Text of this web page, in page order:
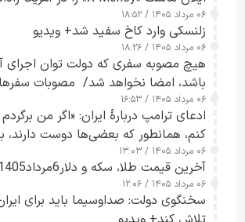
۰۶ مرداد ۱۴۰۵ / ۱۸:۵۲
زلنسکی وارد کاخ سفید شد+ ویدیو
۰۶ مرداد ۱۴۰۵ / ۱۸:۲۶
هیچ مصوبه سفری که دولت توان اجرای
باشد، امضا نخواهد شد/ مصوبات
چارچوب قانون بودجه است+ عکس
۰۶ مرداد ۱۴۰۵ / ۱۶:۵۳
ادعای ترامپ دربارهٔ ایران: «اگر من
کنم، همانطور که بعضی‌ها دوست دارند،
راحت می‌توانم بیشتر پل‌هایشان را در
ساعت از بین ببرم+ ویدیو
۰۶ مرداد ۱۴۰۵ / ۱۳:۰۳
آخرین قیمت طلا، سکه و دلار6مرداد1405
۰۶ مرداد ۱۴۰۵ / ۱۲:۰۶
سخنگوی دولت: صداوسیما باید برای